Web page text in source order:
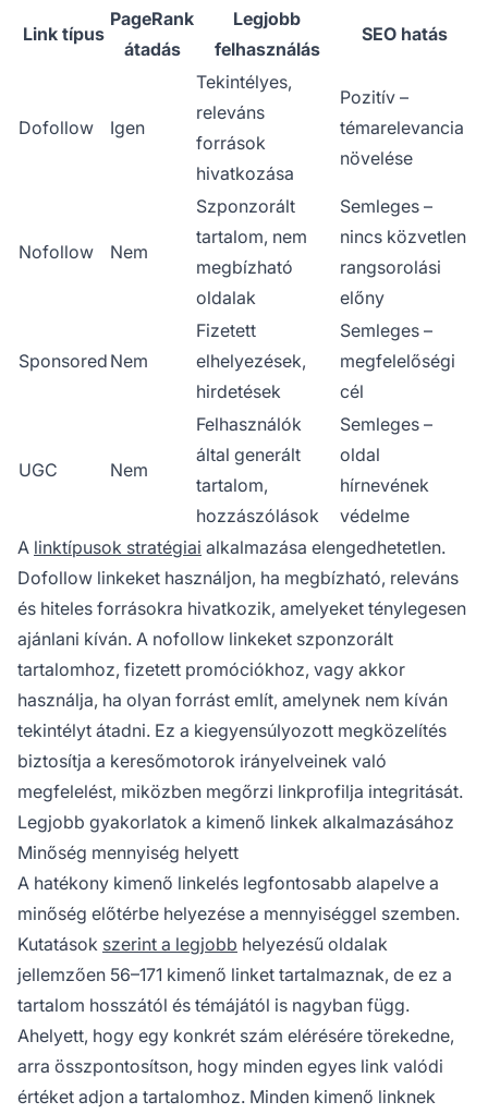
Link típus
PageRank
átadás
Legjobb
felhasználás
SEO hatás
Dofollow Igen
Tekintélyes,
releváns
források
hivatkozása
Pozitív –
témarelevancia
növelése
Nofollow Nem
Szponzorált
tartalom, nem
megbízható
oldalak
Semleges –
nincs közvetlen
rangsorolási
előny
Sponsored Nem
Fizetett
elhelyezések,
hirdetések
Semleges –
megfelelőségi
cél
UGC Nem
Felhasználók
által generált
tartalom,
hozzászólások
Semleges –
oldal
hírnevének
védelme
A linktípusok stratégiai alkalmazása elengedhetetlen.
Dofollow linkeket használjon, ha megbízható, releváns
és hiteles forrásokra hivatkozik, amelyeket ténylegesen
ajánlani kíván. A nofollow linkeket szponzorált
tartalomhoz, fizetett promóciókhoz, vagy akkor
használja, ha olyan forrást említ, amelynek nem kíván
tekintélyt átadni. Ez a kiegyensúlyozott megközelítés
biztosítja a keresőmotorok irányelveinek való
megfelelést, miközben megőrzi linkprofilja integritását.
Legjobb gyakorlatok a kimenő linkek alkalmazásához
Minőség mennyiség helyett
A hatékony kimenő linkelés legfontosabb alapelve a
minőség előtérbe helyezése a mennyiséggel szemben.
Kutatások szerint a legjobb helyezésű oldalak
jellemzően 56–171 kimenő linket tartalmaznak, de ez a
tartalom hosszától és témájától is nagyban függ.
Ahelyett, hogy egy konkrét szám elérésére törekedne,
arra összpontosítson, hogy minden egyes link valódi
értéket adjon a tartalomhoz. Minden kimenő linknek